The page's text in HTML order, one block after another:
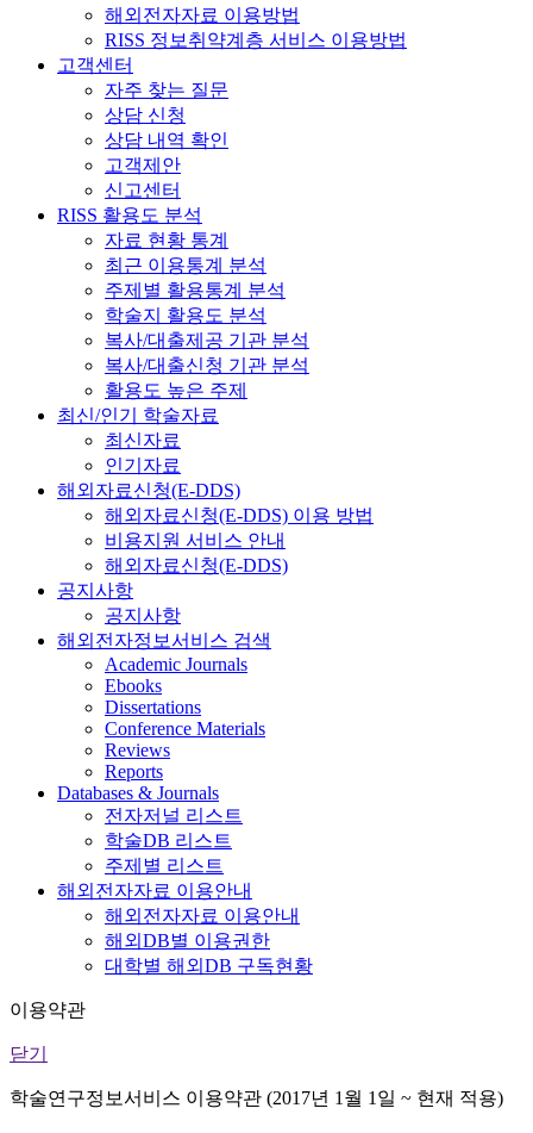
해외전자자료 이용방법
RISS 정보취약계층 서비스 이용방법
고객센터
자주 찾는 질문
상담 신청
상담 내역 확인
고객제안
신고센터
RISS 활용도 분석
자료 현황 통계
최근 이용통계 분석
주제별 활용통계 분석
학술지 활용도 분석
복사/대출제공 기관 분석
복사/대출신청 기관 분석
활용도 높은 주제
최신/인기 학술자료
최신자료
인기자료
해외자료신청(E-DDS)
해외자료신청(E-DDS) 이용 방법
비용지원 서비스 안내
해외자료신청(E-DDS)
공지사항
공지사항
해외전자정보서비스 검색
Academic Journals
Ebooks
Dissertations
Conference Materials
Reviews
Reports
Databases & Journals
전자저널 리스트
학술DB 리스트
주제별 리스트
해외전자자료 이용안내
해외전자자료 이용안내
해외DB별 이용권한
대학별 해외DB 구독현황
이용약관
닫기
학술연구정보서비스 이용약관 (2017년 1월 1일 ~ 현재 적용)